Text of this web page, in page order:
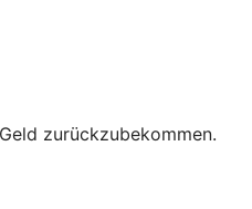
zurückzubekommen.